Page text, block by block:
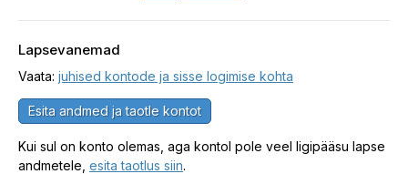
Lapsevanemad
Vaata: juhised kontode ja sisse logimise kohta
Esita andmed ja taotle kontot
Kui sul on konto olemas, aga kontol pole veel ligipääsu lapse
andmetele, esita taotlus siin.